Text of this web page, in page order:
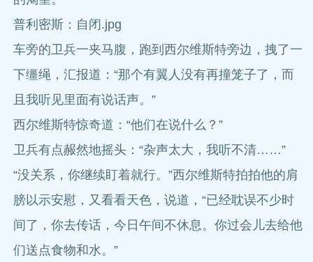
普利密斯：自闭.jpg
车旁的卫兵一夹马腹，跑到西尔维斯特旁边，拽了一
下缰绳，汇报道：“那个有翼人没有再撞笼子了，而
且我听见里面有说话声。”
西尔维斯特惊奇道：“他们在说什么？”
卫兵有点赧然地摇头：“杂声太大，我听不清……”
“没关系，你继续盯着就行。”西尔维斯特拍拍他的肩
膀以示安慰，又看看天色，说道，“已经耽误不少时
间了，你去传话，今日午间不休息。你过会儿去给他
们送点食物和水。”